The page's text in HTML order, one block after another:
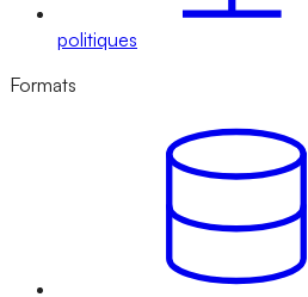
politiques
Formats